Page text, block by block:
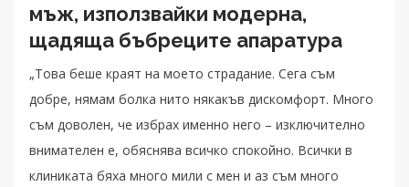
мъж, използвайки модерна,
щадяща бъбреците апаратура
„Това беше краят на моето страдание. Сега съм
добре, нямам болка нито някакъв дискомфорт. Много
съм доволен, че избрах именно него – изключително
внимателен е, обяснява всичко спокойно. Всички в
клиниката бяха много мили с мен и аз съм много